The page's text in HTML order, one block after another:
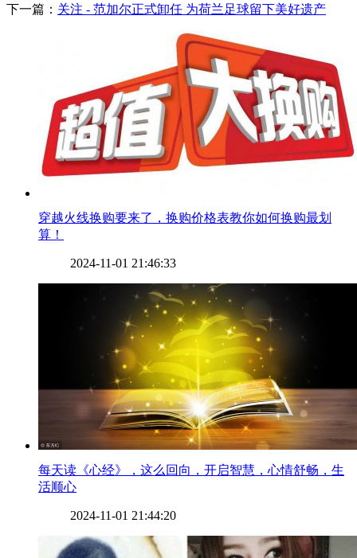
下一篇： ​关注 - 范加尔正式卸任 为荷兰足球留下美好遗产
​穿越火线换购要来了，换购价格表教你如何换购最划
算！
2024-11-01 21:46:33
​每天读《心经》，这么回向，开启智慧，心情舒畅，生
活顺心
2024-11-01 21:44:20